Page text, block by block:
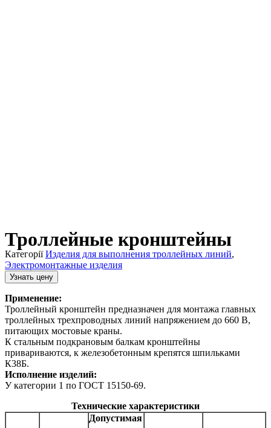
Троллейные кронштейны
Категорії Изделия для выполнения троллейных линий,
Электромонтажные изделия
Узнать цену
Применение:
Троллейный кронштейн предназначен для монтажа главных
троллейных трехпроводных линий напряжением до 660 В,
питающих мостовые краны.
К стальным подкрановым балкам кронштейны
привариваются, к железобетонным крепятся шпильками
К38Б.
Исполнение изделий:
У категории 1 по ГОСТ 15150-69.
Технические характеристики
Допустимая